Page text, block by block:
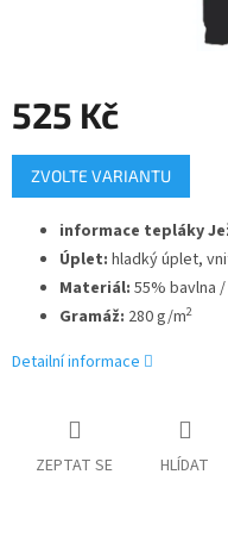
525 Kč
Měrná
cena:
ZVOLTE VARIANTU
informace tepláky
Úplet: hladký úplet,
Materiál: 55% bavlna
Gramáž: 280 g/m2
Detailní informace
ZEPTAT SE HLÍDAT